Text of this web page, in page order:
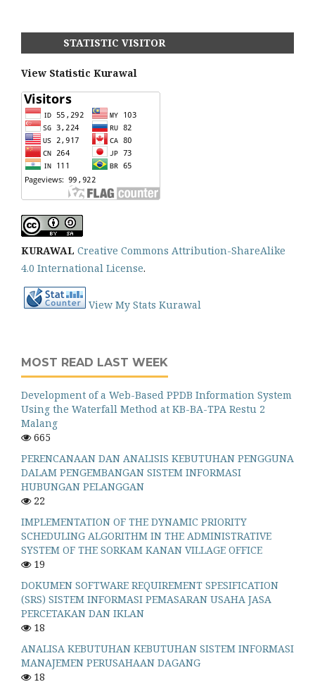
STATISTIC VISITOR
View Statistic Kurawal
KURAWAL Creative Commons Attribution-ShareAlike
4.0 International License.
View My Stats Kurawal
MOST READ LAST WEEK
Development of a Web-Based PPDB Information System
Using the Waterfall Method at KB-BA-TPA Restu 2
Malang
665
PERENCANAAN DAN ANALISIS KEBUTUHAN PENGGUNA
DALAM PENGEMBANGAN SISTEM INFORMASI
HUBUNGAN PELANGGAN
22
IMPLEMENTATION OF THE DYNAMIC PRIORITY
SCHEDULING ALGORITHM IN THE ADMINISTRATIVE
SYSTEM OF THE SORKAM KANAN VILLAGE OFFICE
19
DOKUMEN SOFTWARE REQUIREMENT SPESIFICATION
(SRS) SISTEM INFORMASI PEMASARAN USAHA JASA
PERCETAKAN DAN IKLAN
18
ANALISA KEBUTUHAN KEBUTUHAN SISTEM INFORMASI
MANAJEMEN PERUSAHAAN DAGANG
18